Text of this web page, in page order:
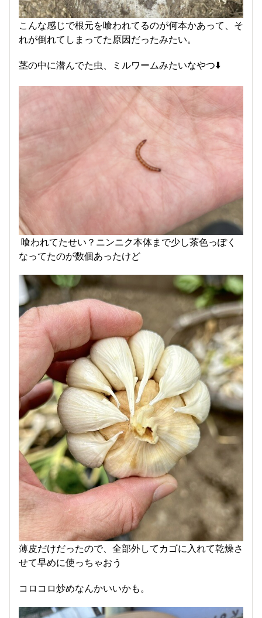
こんな感じで根元を喰われてるのが何本かあって、そ
れが倒れてしまってた原因だったみたい。
茎の中に潜んでた虫、ミルワームみたいなやつ⬇️
喰われてたせい？ニンニク本体まで少し茶色っぽく
なってたのが数個あったけど
薄皮だけだったので、全部外してカゴに入れて乾燥さ
せて早めに使っちゃおう
コロコロ炒めなんかいいかも。